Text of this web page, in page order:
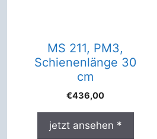
MS 211, PM3,
Schienenlänge 30
cm
€436,00
jetzt ansehen *